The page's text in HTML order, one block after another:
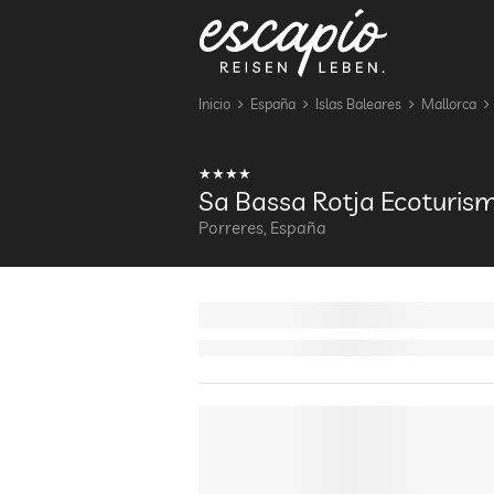
Inicio España Islas Baleares Mallorca
Sa Bassa Rotja
Porreres, España